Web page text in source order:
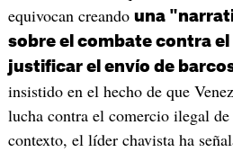
equivocan creando una
sobre el combate contra
justificar el envío de
insistido en el hecho de que
lucha contra el comercio ilegal
contexto, el líder chavista ha